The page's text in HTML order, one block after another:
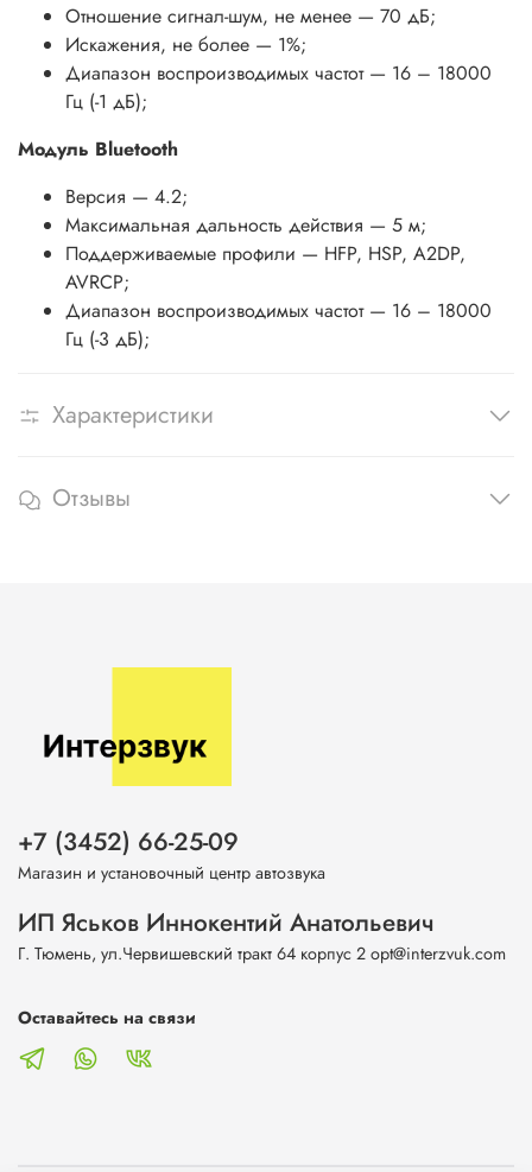
Отношение сигнал-шум, не менее — 70 дБ;
Искажения, не более — 1%;
Диапазон воспроизводимых частот — 16 – 18000
Гц (-1 дБ);
Модуль Bluetooth
Версия — 4.2;
Максимальная дальность действия — 5 м;
Поддерживаемые профили — HFP, HSP, A2DP,
AVRCP;
Диапазон воспроизводимых частот — 16 – 18000
Гц (-3 дБ);
Характеристики
Отзывы
+7 (3452) 66-25-09
Магазин и установочный центр автозвука
ИП Яськов Иннокентий Анатольевич
Г. Тюмень, ул.Червишевский тракт 64 корпус 2 opt@interzvuk.com
Оставайтесь на связи